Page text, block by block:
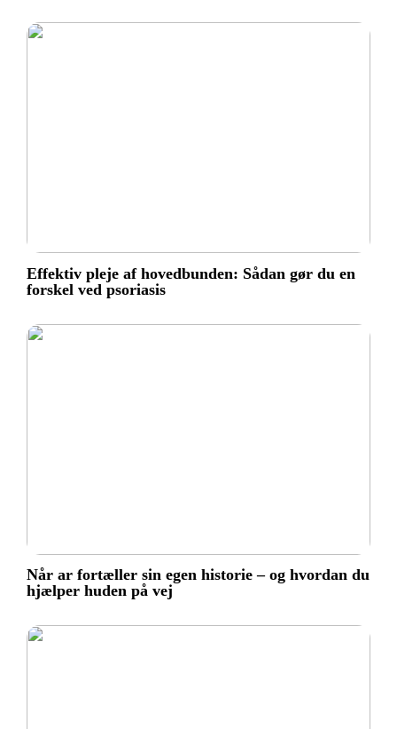
Effektiv pleje af hovedbunden: Sådan gør du en
forskel ved psoriasis
Når ar fortæller sin egen historie – og hvordan du
hjælper huden på vej